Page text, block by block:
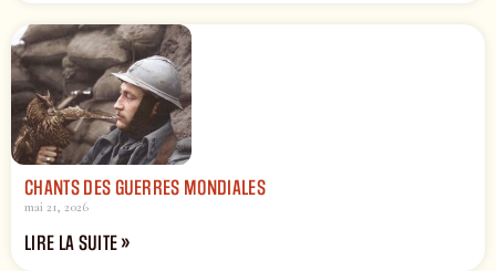
CHANTS DES GUERRES MONDIALES
mai 21, 2026
LIRE LA SUITE »